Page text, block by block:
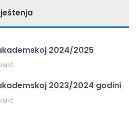
2024/2025
2023/2024 godini